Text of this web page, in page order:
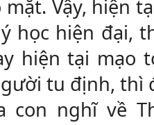
Vậy, hiện
học hiện đại,
hiện tại mạo
tu định, thì
con nghĩ về